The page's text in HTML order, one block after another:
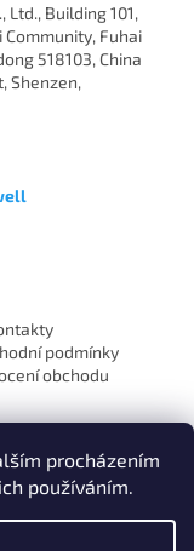
procházením
používáním.
Ltd., Building 101,
Community, Fuhai
518103, China
Shenzen,
podmínky
obchodu